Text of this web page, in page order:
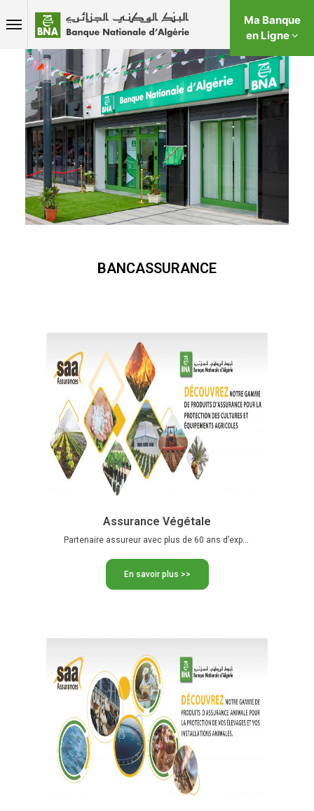
Ma Banque
en Ligne
BANCASSURANCE
Assurance Végétale
En savoir plus >>